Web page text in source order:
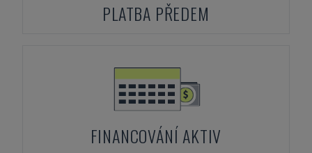
PLATBA PŘEDEM
FINANCOVÁNÍ AKTIV